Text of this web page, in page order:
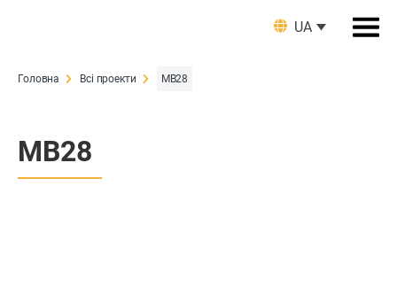
UA
Головна Всі проекти MB28
MB28